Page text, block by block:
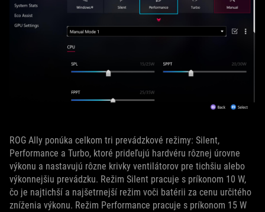
ROG Ally ponúka celkom tri prevádzkové režimy: Silent,
Performance a Turbo, ktoré prideľujú hardvéru rôznej úrovne
výkonu a nastavujú rôzne krivky ventilátorov pre tichšiu alebo
výkonnejšiu prevádzku. Režim Silent pracuje s príkonom 10 W,
čo je najtichší a najšetrnejší režim voči batérii za cenu určitého
zníženia výkonu. Režim Performance pracuje s príkonom 15 W